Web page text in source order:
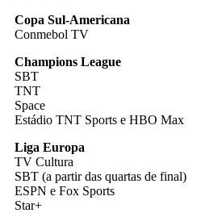
Copa Sul-Americana
Conmebol TV
Champions League
SBT
TNT
Space
Estádio TNT Sports e HBO Max
Liga Europa
TV Cultura
SBT (a partir das quartas de final)
ESPN e Fox Sports
Star+